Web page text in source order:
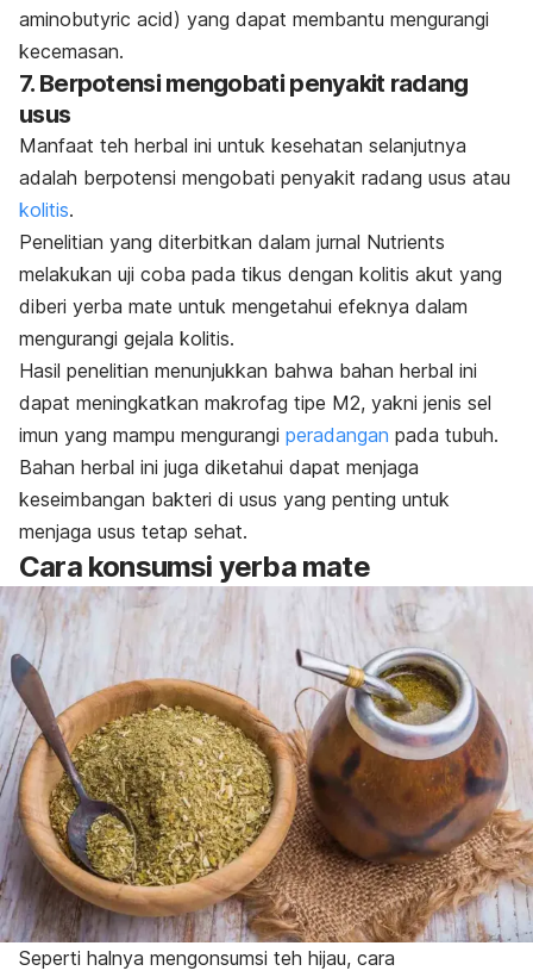
aminobutyric acid) yang dapat membantu mengurangi
kecemasan.
7. Berpotensi mengobati penyakit radang
usus
Manfaat teh herbal ini untuk kesehatan selanjutnya
adalah berpotensi mengobati penyakit radang usus atau
kolitis.
Penelitian yang diterbitkan dalam jurnal Nutrients
melakukan uji coba pada tikus dengan kolitis akut yang
diberi yerba mate untuk mengetahui efeknya dalam
mengurangi gejala kolitis.
Hasil penelitian menunjukkan bahwa bahan herbal ini
dapat meningkatkan makrofag tipe M2, yakni jenis sel
imun yang mampu mengurangi peradangan pada tubuh.
Bahan herbal ini juga diketahui dapat menjaga
keseimbangan bakteri di usus yang penting untuk
menjaga usus tetap sehat.
Cara konsumsi yerba mate
Seperti halnya mengonsumsi teh hijau, cara